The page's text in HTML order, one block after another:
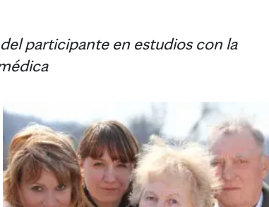
participante en estudios con la